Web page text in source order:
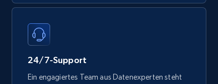
24/7-Support
Ein engagiertes Team aus Datenexperten steht